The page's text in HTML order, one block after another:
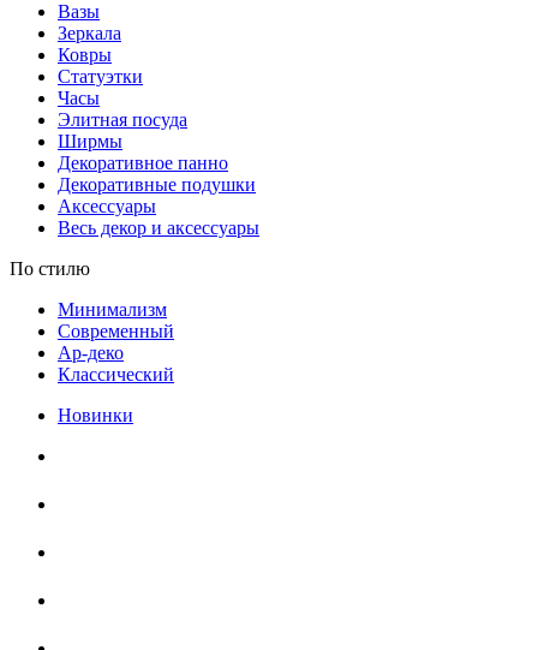
Вазы
Зеркала
Ковры
Статуэтки
Часы
Элитная посуда
Ширмы
Декоративное панно
Декоративные подушки
Аксессуары